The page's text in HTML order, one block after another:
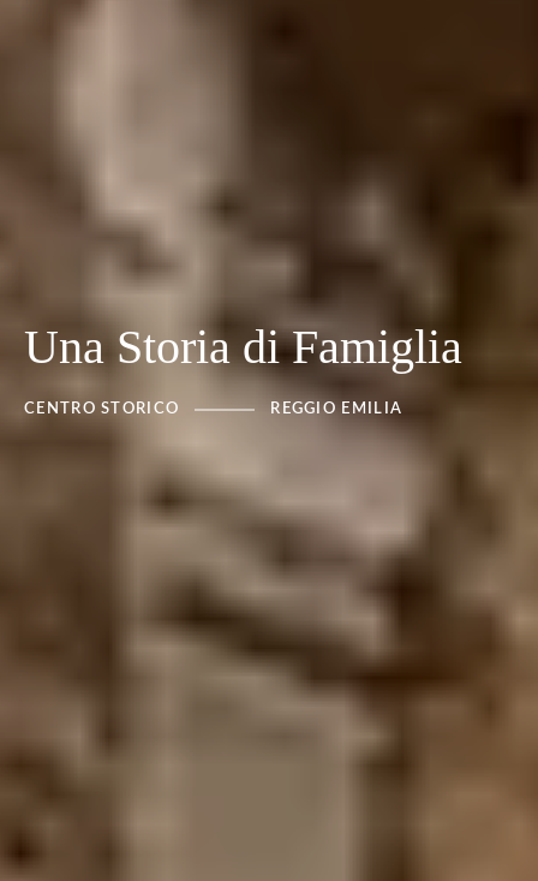
Una Storia di Famiglia
CENTRO STORICO REGGIO EMILIA